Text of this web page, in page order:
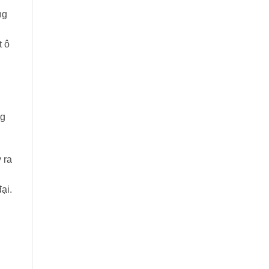
ô
ra